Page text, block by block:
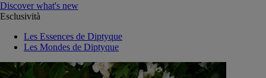
Discover what's new
Esclusività
Les Essences de Diptyque
Les Mondes de Diptyque